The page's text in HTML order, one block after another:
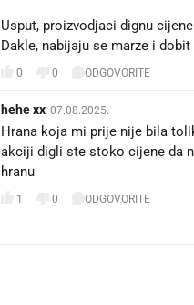
Usput, proizvodjaci dignu
Dakle, nabijaju se marze i
0 0 ODGOVORITE
hehe xx 07.08.2025.
Hrana koja mi prije nije bila
akciji digli ste stoko cijene da
hranu
1 0 ODGOVORITE